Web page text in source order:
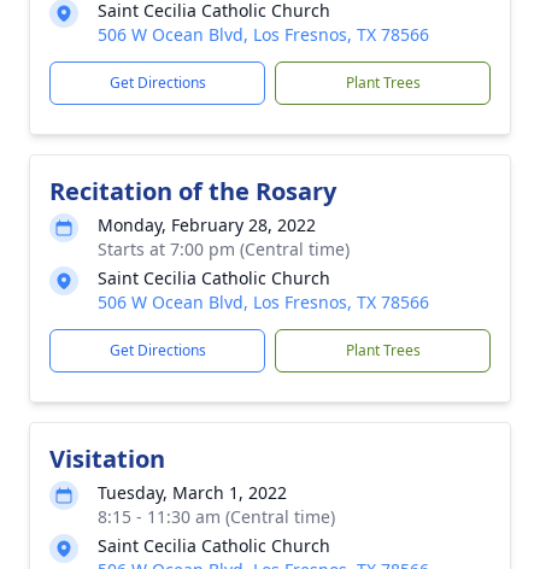
Saint Cecilia Catholic Church
506 W Ocean Blvd, Los Fresnos, TX 78566
Get Directions Plant Trees
Recitation of the Rosary
Monday, February 28, 2022
Starts at 7:00 pm (Central time)
Saint Cecilia Catholic Church
506 W Ocean Blvd, Los Fresnos, TX 78566
Get Directions Plant Trees
Visitation
Tuesday, March 1, 2022
8:15 - 11:30 am (Central time)
Saint Cecilia Catholic Church